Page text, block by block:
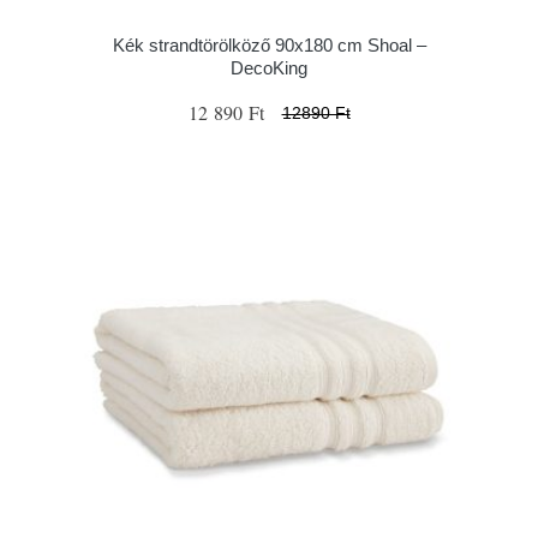
Kék strandtörölköző 90x180 cm Shoal –
DecoKing
12 890 Ft 12890 Ft